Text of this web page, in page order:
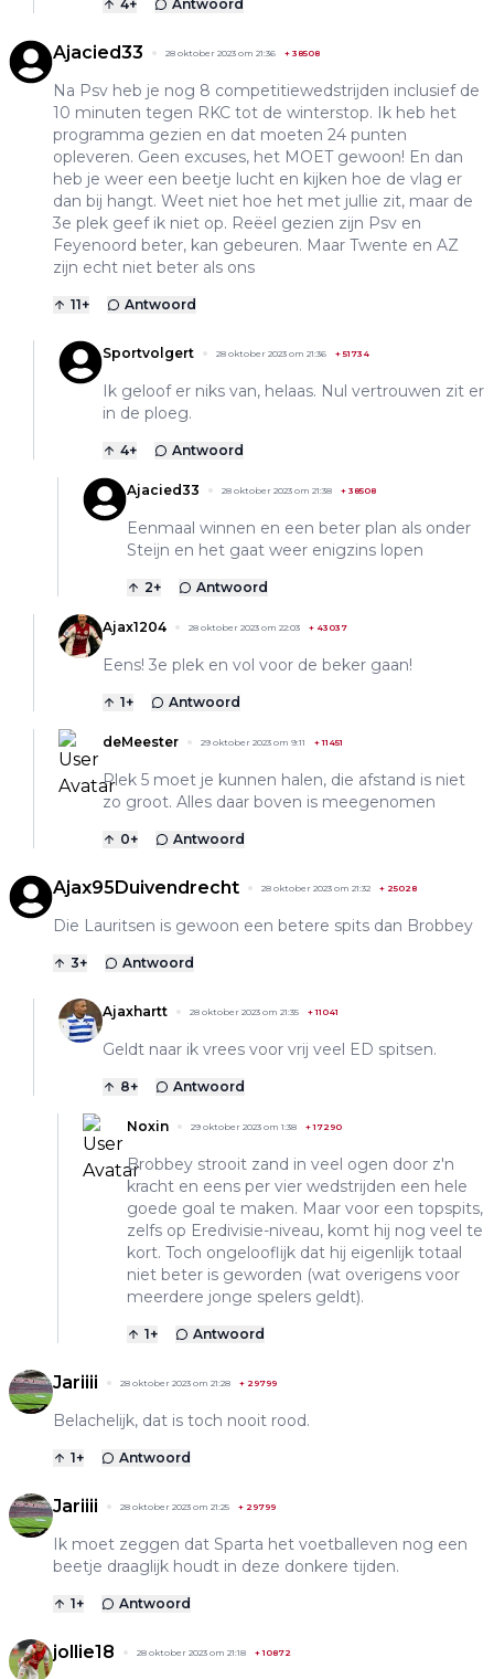
4+ Antwoord
Ajacied33 28 oktober 2023 om 21:36 + 38508
Na Psv heb je nog 8 competitiewedstrijden inclusief de
10 minuten tegen RKC tot de winterstop. Ik heb het
programma gezien en dat moeten 24 punten
opleveren. Geen excuses, het MOET gewoon! En dan
heb je weer een beetje lucht en kijken hoe de vlag er
dan bij hangt. Weet niet hoe het met jullie zit, maar de
3e plek geef ik niet op. Reëel gezien zijn Psv en
Feyenoord beter, kan gebeuren. Maar Twente en AZ
zijn echt niet beter als ons
11+ Antwoord
Sportvolgert 28 oktober 2023 om 21:36 +51734
Ik geloof er niks van, helaas. Nul vertrouwen zit er
in de ploeg.
4+ Antwoord
Ajacied33 28 oktober 2023 om 21:38 + 38508
Eenmaal winnen en een beter plan als onder
Steijn en het gaat weer enigzins lopen
2+ Antwoord
Ajax1204 28 oktober 2023 om 22:03 + 43037
Eens! 3e plek en vol voor de beker gaan!
1+ Antwoord
deMeester 29 oktober 2023 om 9:11 +11451
Plek 5 moet je kunnen halen, die afstand is niet
zo groot. Alles daar boven is meegenomen
0+ Antwoord
Ajax95Duivendrecht 28 oktober 2023 om 21:32 + 25028
Die Lauritsen is gewoon een betere spits dan Brobbey
3+ Antwoord
Ajaxhartt 28 oktober 2023 om 21:35 +11041
Geldt naar ik vrees voor vrij veel ED spitsen.
8+ Antwoord
Noxin 29 oktober 2023 om 1:38 +17290
Brobbey strooit zand in veel ogen door z'n
kracht en eens per vier wedstrijden een hele
goede goal te maken. Maar voor een topspits,
zelfs op Eredivisie-niveau, komt hij nog veel te
kort. Toch ongelooflijk dat hij eigenlijk totaal
niet beter is geworden (wat overigens voor
meerdere jonge spelers geldt).
1+ Antwoord
Jariiii 28 oktober 2023 om 21:28 + 29799
Belachelijk, dat is toch nooit rood.
1+ Antwoord
Jariiii 28 oktober 2023 om 21:25 + 29799
Ik moet zeggen dat Sparta het voetballeven nog een
beetje draaglijk houdt in deze donkere tijden.
1+ Antwoord
jollie18 28 oktober 2023 om 21:18 +10872